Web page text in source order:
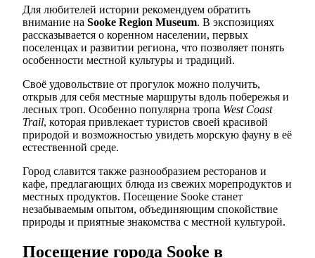
Для любителей истории рекомендуем обратить
внимание на Sooke Region Museum. В экспозициях
рассказывается о коренном населении, первых
поселенцах и развитии региона, что позволяет понять
особенности местной культуры и традиций.
Своё удовольствие от прогулок можно получить,
открыв для себя местные маршруты вдоль побережья и
лесных троп. Особенно популярна тропа West Coast
Trail, которая привлекает туристов своей красивой
природой и возможностью увидеть морскую фауну в её
естественной среде.
Город славится также разнообразием ресторанов и
кафе, предлагающих блюда из свежих морепродуктов и
местных продуктов. Посещение Sooke станет
незабываемым опытом, объединяющим спокойствие
природы и приятные знакомства с местной культурой.
Посещение города Sooke в